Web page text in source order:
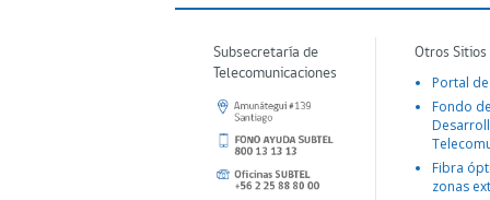
Subsecretaría de
Telecomunicaciones
Otros
Portal
Fondo
Fibra
zonas